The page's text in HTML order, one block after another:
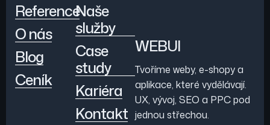
Reference
O nás
Blog
Ceník
Naše
služby
Case
study
Kariéra
Kontakt
WEBUI
Tvoříme weby, e-shopy a
aplikace, které vydělávají.
UX, vývoj, SEO a PPC pod
jednou střechou.